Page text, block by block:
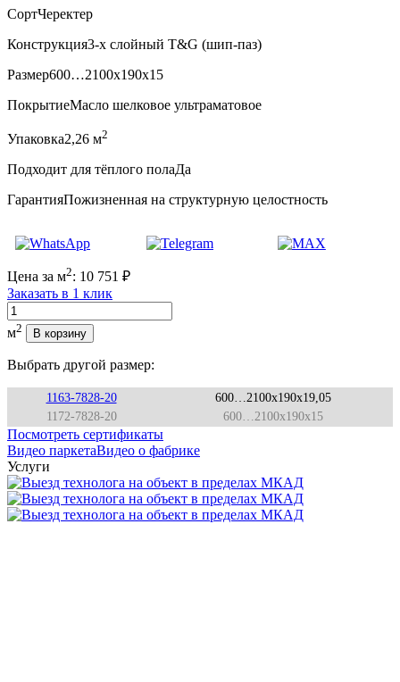
СортЧеректер
Конструкция3-х слойный T&G (шип-паз)
Размер600…2100x190x15
ПокрытиеМасло шелковое ультраматовое
Упаковка2,26 м2
Подходит для тёплого полаДа
ГарантияПожизненная на структурную целостность
Цена за м2: 10 751 ₽
Заказать в 1 клик
Количество
м2 В корзину
Выбрать другой размер:
1163-7828-20
600…2100x190x19,05
1172-7828-20
600…2100x190x15
Посмотреть сертификаты
Видео паркетаВидео о фабрике
Услуги